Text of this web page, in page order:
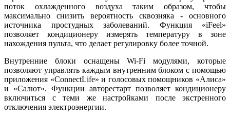
поток охлажденного воздуха таким образом, чтобы
максимально снизить вероятность сквозняка - основного
источника простудных заболеваний. Функция «iFeel»
позволяет кондиционеру измерять температуру в зоне
нахождения пульта, что делает регулировку более точной.
Внутренние блоки оснащены Wi-Fi модулями, которые
позволяют управлять каждым внутренним блоком с помощью
приложения «ConnectLife» и голосовых помощников «Алиса»
и «Салют». Функции авторестарт позволяет кондиционеру
включиться с теми же настройками после экстренного
отключения электроэнергии.